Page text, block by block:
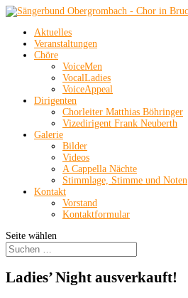
Aktuelles
Veranstaltungen
Chöre
VoiceMen
VocalLadies
VoiceAppeal
Dirigenten
Chorleiter Matthias Böhringer
Vizedirigent Frank Neuberth
Galerie
Bilder
Videos
A Cappella Nächte
Stimmlage, Stimme und Noten
Kontakt
Vorstand
Kontaktformular
Seite wählen
Ladies’ Night ausverkauft!